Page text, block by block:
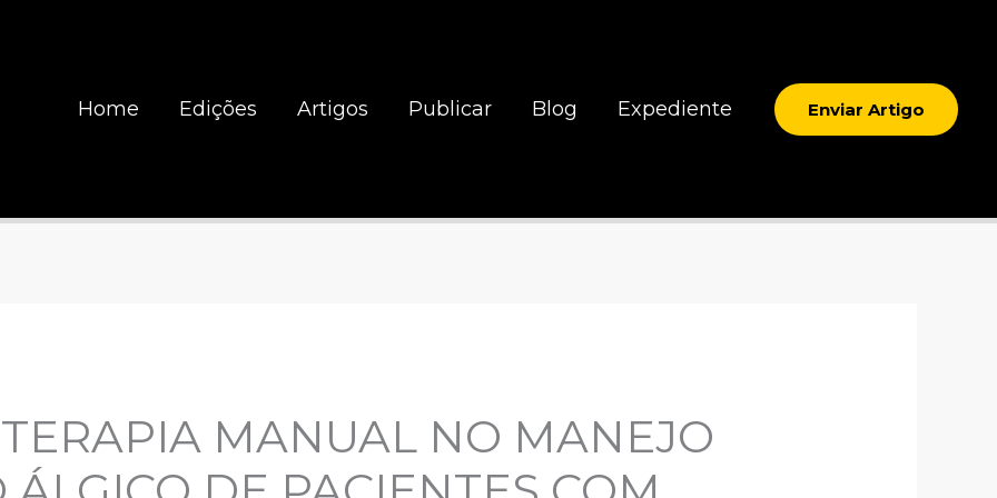
Home Edições Artigos Publicar Blog Expediente Enviar Artigo
MANUAL NO MANEJO